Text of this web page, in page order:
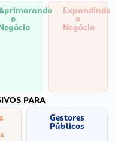
o
Expandindo
o
Negócio
PARA
Gestores
Públicos